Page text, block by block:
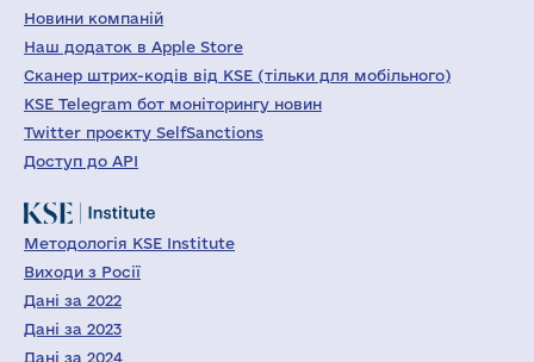
Новини компаній
Наш додаток в Apple Store
Сканер штрих-кодів від KSE (тільки для мобільного)
KSE Telegram бот моніторингу новин
Twitter проєкту SelfSanctions
Доступ до API
Методологія KSE Institute
Виходи з Росії
Дані за 2022
Дані за 2023
Дані за 2024